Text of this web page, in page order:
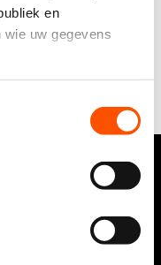
en
uw gegevens
locatie,
het actief te scannen
detailgedeelte in.
Bekijk alles